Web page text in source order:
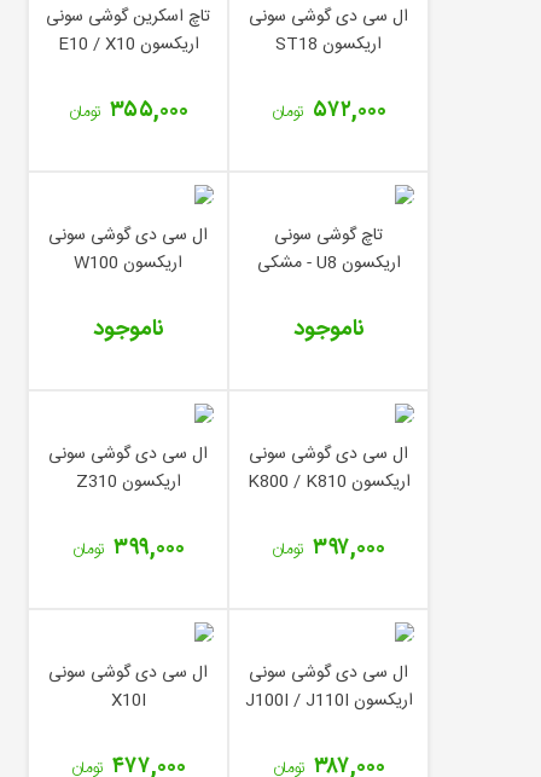
ال سی دی گوشی سونی
اریکسون ST18
۵۷۲,۰۰۰ تومان
تاچ اسکرین گوشی سونی
اریکسون E10 / X10
۳۵۵,۰۰۰ تومان
تاچ گوشی سونی
اریکسون U8 - مشکی
ناموجود
ال سی دی گوشی سونی
اریکسون W100
ناموجود
ال سی دی گوشی سونی
اریکسون K800 / K810
۳۹۷,۰۰۰تومان
ال سی دی گوشی سونی
اریکسون Z310
۳۹۹,۰۰۰ تومان
ال سی دی گوشی سونی
اریکسون J100I / J110I
۳۸۷,۰۰۰ تومان
ال سی دی گوشی سونی
X10I
۴۷۷,۰۰۰ تومان